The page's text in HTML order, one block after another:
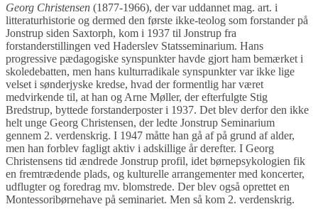
Georg Christensen (1877-1966), der var uddannet mag. art. i
litteraturhistorie og dermed den første ikke-teolog som forstander på
Jonstrup siden Saxtorph, kom i 1937 til Jonstrup fra
forstanderstillingen ved Haderslev Statsseminarium. Hans
progressive pædagogiske synspunkter havde gjort ham bemærket i
skoledebatten, men hans kulturradikale synspunkter var ikke lige
velset i sønderjyske kredse, hvad der formentlig har været
medvirkende til, at han og Arne Møller, der efterfulgte Stig
Bredstrup, byttede forstanderposter i 1937. Det blev derfor den ikke
helt unge Georg Christensen, der ledte Jonstrup Seminarium
gennem 2. verdenskrig. I 1947 måtte han gå af på grund af alder,
men han forblev fagligt aktiv i adskillige år derefter. I Georg
Christensens tid ændrede Jonstrup profil, idet børnepsykologien fik
en fremtrædende plads, og kulturelle arrangementer med koncerter,
udflugter og foredrag mv. blomstrede. Der blev også oprettet en
Montessoribørnehave på seminariet. Men så kom 2. verdenskrig.